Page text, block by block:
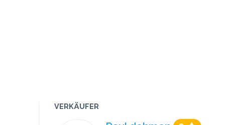
VERKÄUFER